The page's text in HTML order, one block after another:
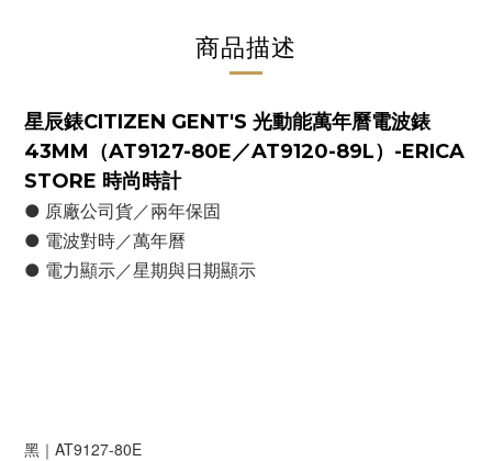
商品描述
星辰錶CITIZEN GENT'S 光動能萬年曆電波錶
43MM（AT9127-80E／AT9120-89L）-ERICA
STORE 時尚時計
● 原廠公司貨／兩年保固
● 電波對時／萬年曆
● 電力顯示／星期與日期顯示
黑｜AT9127-80E